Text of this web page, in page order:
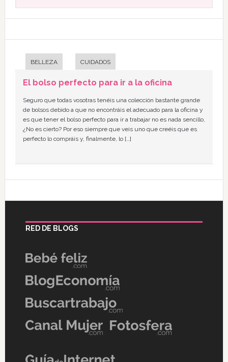
BELLEZA CUIDADOS
El bolso perfecto para ir a la oficina
Seguro que todas vosotras tenéis una colección bastante grande
de bolsos debido a que no encontráis el adecuado para la oficina y
es que tener el bolso perfecto para ir a trabajar no es nada sencillo,
¿No es cierto? Por eso siempre que veis uno que creéis que es
perfecto lo compráis y, finalmente, lo […]
RED DE BLOGS